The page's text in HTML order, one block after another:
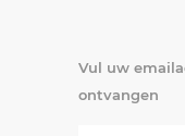
Vul uw
ontvangen